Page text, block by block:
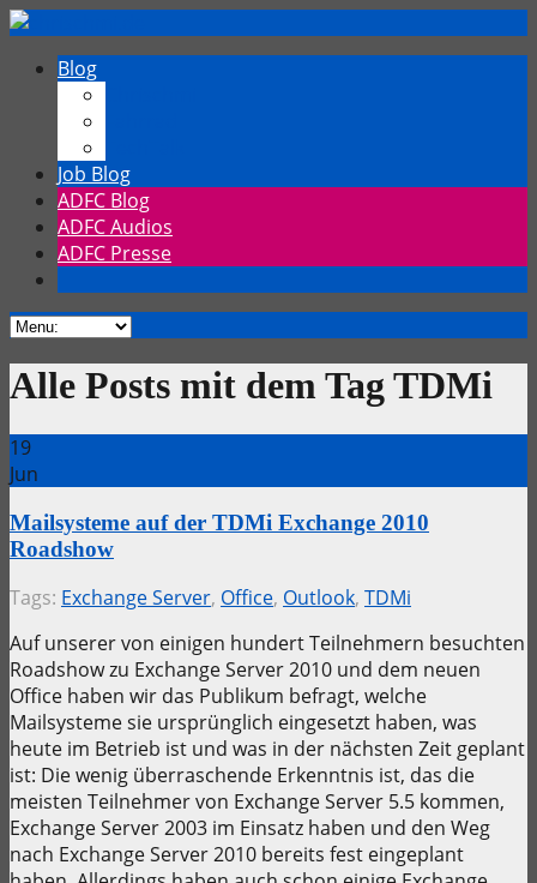
Blog
Job Blog
ADFC Blog
ADFC Audios
ADFC Presse
Alle Posts mit dem Tag TDMi
19
Jun
Mailsysteme auf der TDMi Exchange 2010
Roadshow
Tags: Exchange Server, Office, Outlook, TDMi
Auf unserer von einigen hundert Teilnehmern besuchten
Roadshow zu Exchange Server 2010 und dem neuen
Office haben wir das Publikum befragt, welche
Mailsysteme sie ursprünglich eingesetzt haben, was
heute im Betrieb ist und was in der nächsten Zeit geplant
ist: Die wenig überraschende Erkenntnis ist, das die
meisten Teilnehmer von Exchange Server 5.5 kommen,
Exchange Server 2003 im Einsatz haben und den Weg
nach Exchange Server 2010 bereits fest eingeplant